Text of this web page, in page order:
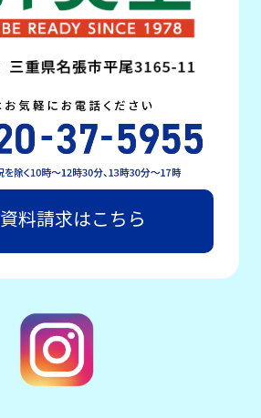
資料請求はこちら